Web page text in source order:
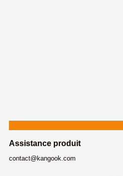
Assistance produit
contact@kangook.com